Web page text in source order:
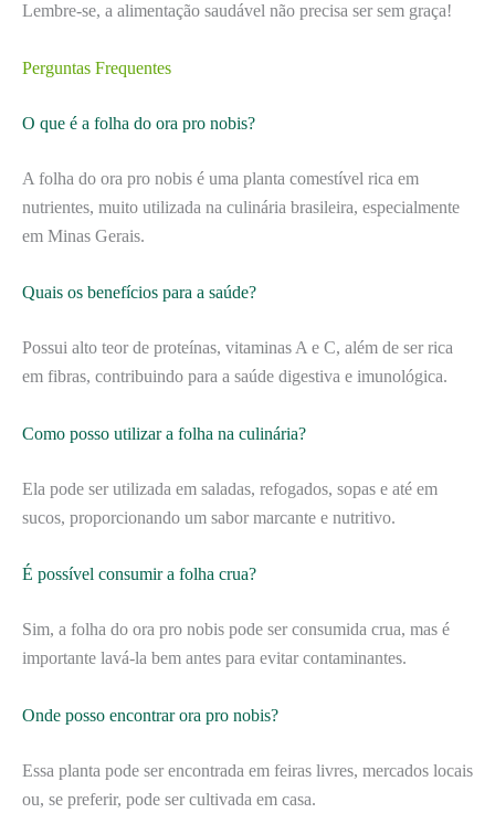
Lembre-se, a alimentação saudável não precisa ser sem graça!
Perguntas Frequentes
O que é a folha do ora pro nobis?
A folha do ora pro nobis é uma planta comestível rica em
nutrientes, muito utilizada na culinária brasileira, especialmente
em Minas Gerais.
Quais os benefícios para a saúde?
Possui alto teor de proteínas, vitaminas A e C, além de ser rica
em fibras, contribuindo para a saúde digestiva e imunológica.
Como posso utilizar a folha na culinária?
Ela pode ser utilizada em saladas, refogados, sopas e até em
sucos, proporcionando um sabor marcante e nutritivo.
É possível consumir a folha crua?
Sim, a folha do ora pro nobis pode ser consumida crua, mas é
importante lavá-la bem antes para evitar contaminantes.
Onde posso encontrar ora pro nobis?
Essa planta pode ser encontrada em feiras livres, mercados locais
ou, se preferir, pode ser cultivada em casa.